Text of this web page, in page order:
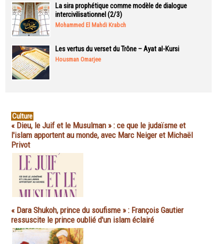
La sira prophétique comme modèle de dialogue
intercivilisationnel (2/3)
Mohammed El Mahdi Krabch
Les vertus du verset du Trône – Ayat al-Kursi
Housman Omarjee
Culture
« Dieu, le Juif et le Musulman » : ce que le judaïsme et
l'islam apportent au monde, avec Marc Neiger et Michaël
Privot
« Dara Shukoh, prince du soufisme » : François Gautier
ressuscite le prince oublié d'un islam éclairé